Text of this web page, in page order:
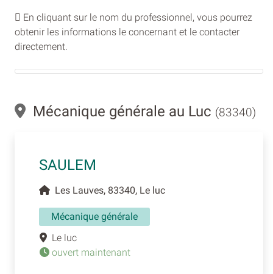
En cliquant sur le nom du professionnel, vous pourrez
obtenir les informations le concernant et le contacter
directement.
Mécanique générale au Luc (83340)
SAULEM
Les Lauves, 83340, Le luc
Mécanique générale
Le luc
ouvert maintenant